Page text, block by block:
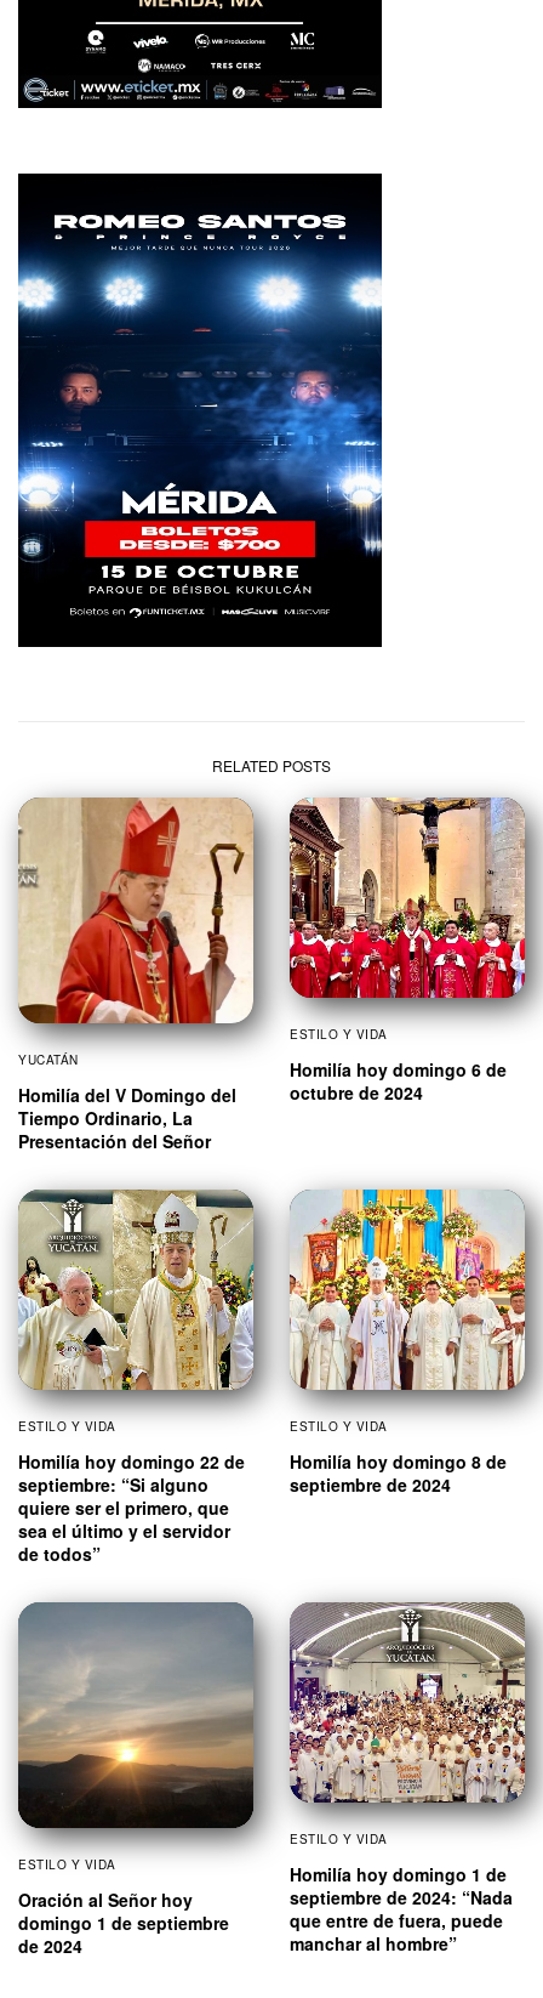
RELATED POSTS
YUCATÁN
Homilía del V Domingo del
Tiempo Ordinario, La
Presentación del Señor
ESTILO Y VIDA
Homilía hoy domingo 6 de
octubre de 2024
ESTILO Y VIDA
Homilía hoy domingo 22 de
septiembre: “Si alguno
quiere ser el primero, que
sea el último y el servidor
de todos”
ESTILO Y VIDA
Homilía hoy domingo 8 de
septiembre de 2024
ESTILO Y VIDA
Oración al Señor hoy
domingo 1 de septiembre
de 2024
ESTILO Y VIDA
Homilía hoy domingo 1 de
septiembre de 2024: “Nada
que entre de fuera, puede
manchar al hombre”